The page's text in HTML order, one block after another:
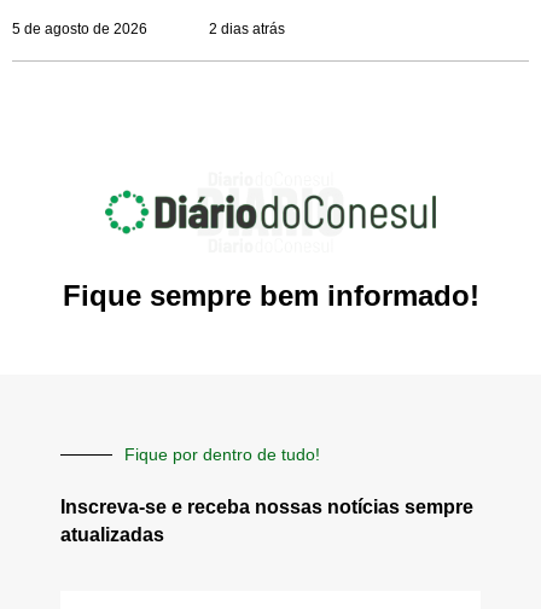
5 de agosto de 2026 2 dias atrás
Fique sempre bem informado!
Fique por dentro de tudo!
Inscreva-se e receba nossas notícias sempre
atualizadas